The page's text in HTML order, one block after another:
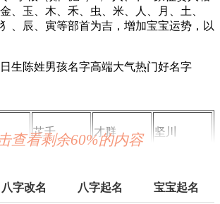
、玉、木、禾、虫、米、人、月、土、
、辰、寅等部首为吉，增加宝宝运势，以
陈姓男孩名字高端大气热门好名字
芷千 才群 坚川
查看剩余60%的内容
八字改名 八字起名 宝宝起名